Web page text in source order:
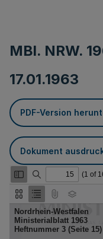
MBl. NRW.
17.01.1963
PDF-Version
Dokument